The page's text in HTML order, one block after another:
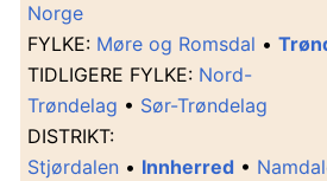
Norge
FYLKE: Møre og Romsdal •
TIDLIGERE FYLKE: Nord-
Trøndelag • Sør-Trøndelag
DISTRIKT:
Stjørdalen • Innherred •